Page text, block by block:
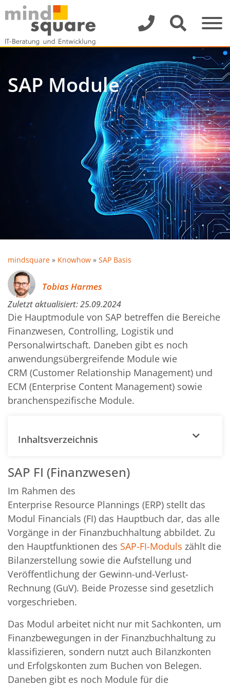
SAP Module
mindsquare » Knowhow » SAP Basis
Tobias Harmes
Zuletzt aktualisiert:25.09.2024
Die Hauptmodule von SAP betreffen die Bereiche
Finanzwesen, Controlling, Logistik und
Personalwirtschaft. Daneben gibt es noch
anwendungsübergreifende Module wie
CRM (Customer Relationship Management) und
ECM (Enterprise Content Management) sowie
branchenspezifische Module.
Inhaltsverzeichnis
SAP FI (Finanzwesen)
Im Rahmen des
Enterprise Resource Plannings (ERP) stellt das
Modul Financials (FI) das Hauptbuch dar, das alle
Vorgänge in der Finanzbuchhaltung abbildet. Zu
den Hauptfunktionen des SAP-FI-Moduls zählt die
Bilanzerstellung sowie die Aufstellung und
Veröffentlichung der Gewinn-und-Verlust-
Rechnung (GuV). Beide Prozesse sind gesetzlich
vorgeschrieben.
Das Modul arbeitet nicht nur mit Sachkonten, um
Finanzbewegungen in der Finanzbuchhaltung zu
klassifizieren, sondern nutzt auch Bilanzkonten
und Erfolgskonten zum Buchen von Belegen.
Daneben gibt es noch Module für die